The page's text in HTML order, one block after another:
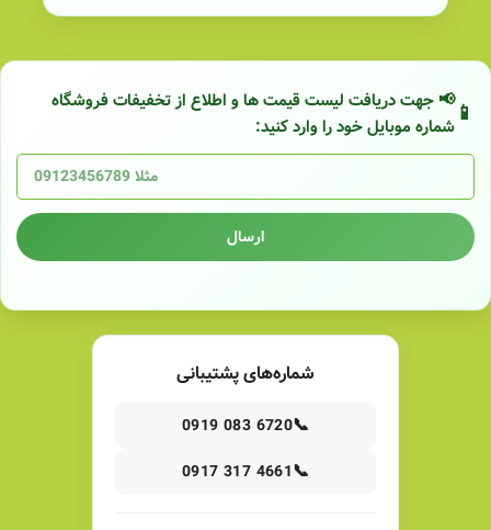
📢 جهت دریافت لیست قیمت ها و اطلاع از تخفیفات فروشگاه
شماره موبایل خود را وارد کنید:
ارسال
شماره‌های پشتیبانی
📞
0919 083 6720
📞
0917 317 4661